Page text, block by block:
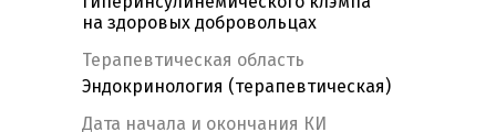
на здоровых добровольцах
Терапевтическая область
Эндокринология (терапевтическая)
Дата начала и окончания КИ